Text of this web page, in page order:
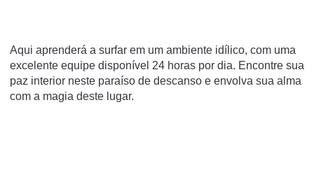
Aqui aprenderá a surfar em um ambiente idílico, com uma
excelente equipe disponível 24 horas por dia. Encontre sua
paz interior neste paraíso de descanso e envolva sua alma
com a magia deste lugar.